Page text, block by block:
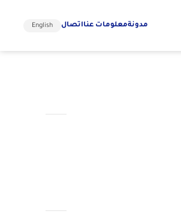
مدونةمعلومات عنااتصال English